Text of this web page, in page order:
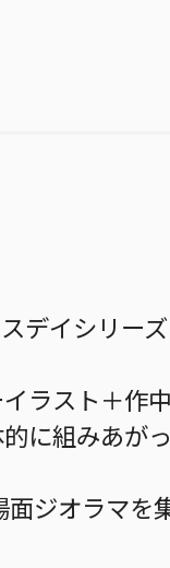
デイシリー
ラスト＋作
に組みあが
ジオラマを